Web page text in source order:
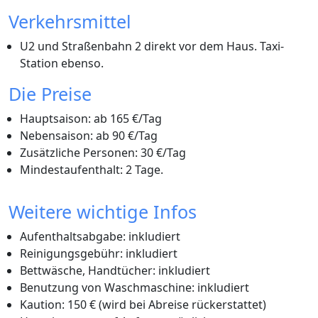
Verkehrsmittel
U2 und Straßenbahn 2 direkt vor dem Haus. Taxi-
Station ebenso.
Die Preise
Hauptsaison: ab 165 €/Tag
Nebensaison: ab 90 €/Tag
Zusätzliche Personen: 30 €/Tag
Mindestaufenthalt: 2 Tage.
Weitere wichtige Infos
Aufenthaltsabgabe: inkludiert
Reinigungsgebühr: inkludiert
Bettwäsche, Handtücher: inkludiert
Benutzung von Waschmaschine: inkludiert
Kaution: 150 € (wird bei Abreise rückerstattet)